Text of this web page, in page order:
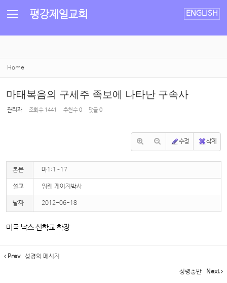
평강제일교회 ENGLISH
Home
마태복음의 구세주 족보에 나타난 구속사
관리자 조회 수 1441 추천 수0 댓글0
수정 삭제
본문 마1:1~17
설교 워렌 게이지박사
날짜 2012-06-18
미국 낙스 신학교 학장
Prev 성경의 메시지
성령충만 Next